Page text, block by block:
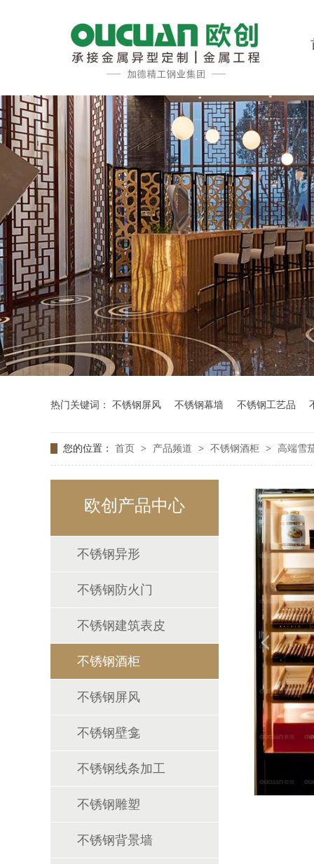
热门关键词： 不锈钢屏风 不锈钢幕墙 不锈钢工艺品
您的位置： 首页 > 产品频道 > 不锈钢酒柜 > 高端雪
欧创产品中心
不锈钢异形
不锈钢防火门
不锈钢建筑表皮
不锈钢酒柜
不锈钢屏风
不锈钢壁龛
不锈钢线条加工
不锈钢雕塑
不锈钢背景墙